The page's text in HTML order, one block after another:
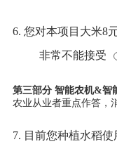
6. 您对本项目大米8
非常不能接受
第三部分 智能农机&智
农业从业者重点作答，
7. 目前您种植水稻